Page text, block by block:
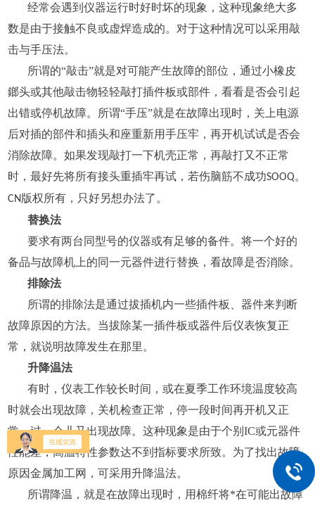
经常会遇到仪器运行时好时坏的现象，这种现象绝大多
数是由于接触不良或虚焊造成的。对于这种情况可以采用敲
击与手压法。
所谓的“敲击”就是对可能产生故障的部位，通过小橡皮
鎯头或其他敲击物轻轻敲打插件板或部件，看看是否会引起
出错或停机故障。所谓“手压”就是在故障出现时，关上电源
后对插的部件和插头和座重新用手压牢，再开机试试是否会
消除故障。如果发现敲打一下机壳正常，再敲打又不正常
时，最好先将所有接头重插牢再试，若伤脑筋不成功SOOQ。
CN版权所有，只好另想办法了。
替换法
要求有两台同型号的仪器或有足够的备件。将一个好的
备品与故障机上的同一元器件进行替换，看故障是否消除。
排除法
所谓的排除法是通过拔插机内一些插件板、器件来判断
故障原因的方法。当拔除某一插件板或器件后仪表恢复正
常，就说明故障发生在那里。
升降温法
有时，仪表工作较长时间，或在夏季工作环境温度较高
时就会出现故障，关机检查正常，停一段时间再开机又正
常，过一会儿又出现故障。这种现象是由于个别IC或元器件
性能差，高温特性参数达不到指标要求所致。为了找出故障
原因金属加工网，可采用升降温法。
所谓降温，就是在故障出现时，用棉纤将*在可能出故障